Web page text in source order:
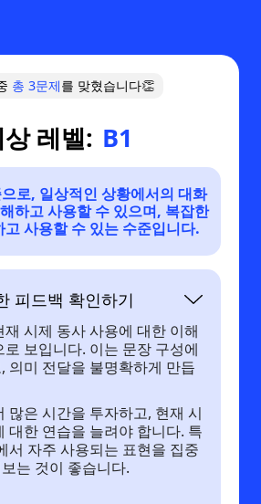
총 3문제를 맞혔습니다👏
레벨: B1
로, 일상적인 상황에서의 대화
하고 사용할 수 있으며, 복잡한
고 사용할 수 있는 수준입니다.
피드백 확인하기
시제 동사 사용에 대한 이해
보입니다. 이는 문장 구성에
의미 전달을 불명확하게 만듭
많은 시간을 투자하고, 현재 시
대한 연습을 늘려야 합니다. 특
서 자주 사용되는 표현을 집중
는 것이 좋습니다.